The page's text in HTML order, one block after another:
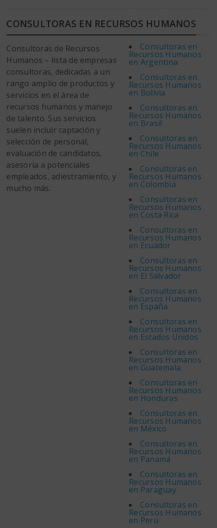
CONSULTORAS EN RECURSOS HUMANOS
Consultoras de Recursos
Humanos – lista de empresas
consultoras, dedicadas a un
rango amplio de productos y
servicios en el área de
recursos humanos y manejo
de talento. Sus servicios
suelen incluir captación y
selección de personal,
evaluación de candidatos,
asesoria a potenciales
empleados, adiestramiento, y
mucho más.
Consultoras en
Recursos Humanos
en Argentina
Consultoras en
Recursos Humanos
en Bolivia
Consultoras en
Recursos Humanos
en Brasil
Consultoras en
Recursos Humanos
en Chile
Consultoras en
Recursos Humanos
en Colombia
Consultoras en
Recursos Humanos
en Costa Rica
Consultoras en
Recursos Humanos
en Ecuador
Consultoras en
Recursos Humanos
en El Salvador
Consultoras en
Recursos Humanos
en España
Consultoras en
Recursos Humanos
en Estados Unidos
Consultoras en
Recursos Humanos
en Guatemala
Consultoras en
Recursos Humanos
en Honduras
Consultoras en
Recursos Humanos
en México
Consultoras en
Recursos Humanos
en Panamá
Consultoras en
Recursos Humanos
en Paraguay
Consultoras en
Recursos Humanos
en Perú